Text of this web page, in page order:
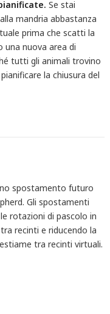
Se stai
mandria abbastanza
prima che scatti la
una nuova area di
tutti gli animali trovino
la chiusura del
spostamento futuro
Gli spostamenti
rotazioni di pascolo in
recinti e riducendo la
tra recinti virtuali.